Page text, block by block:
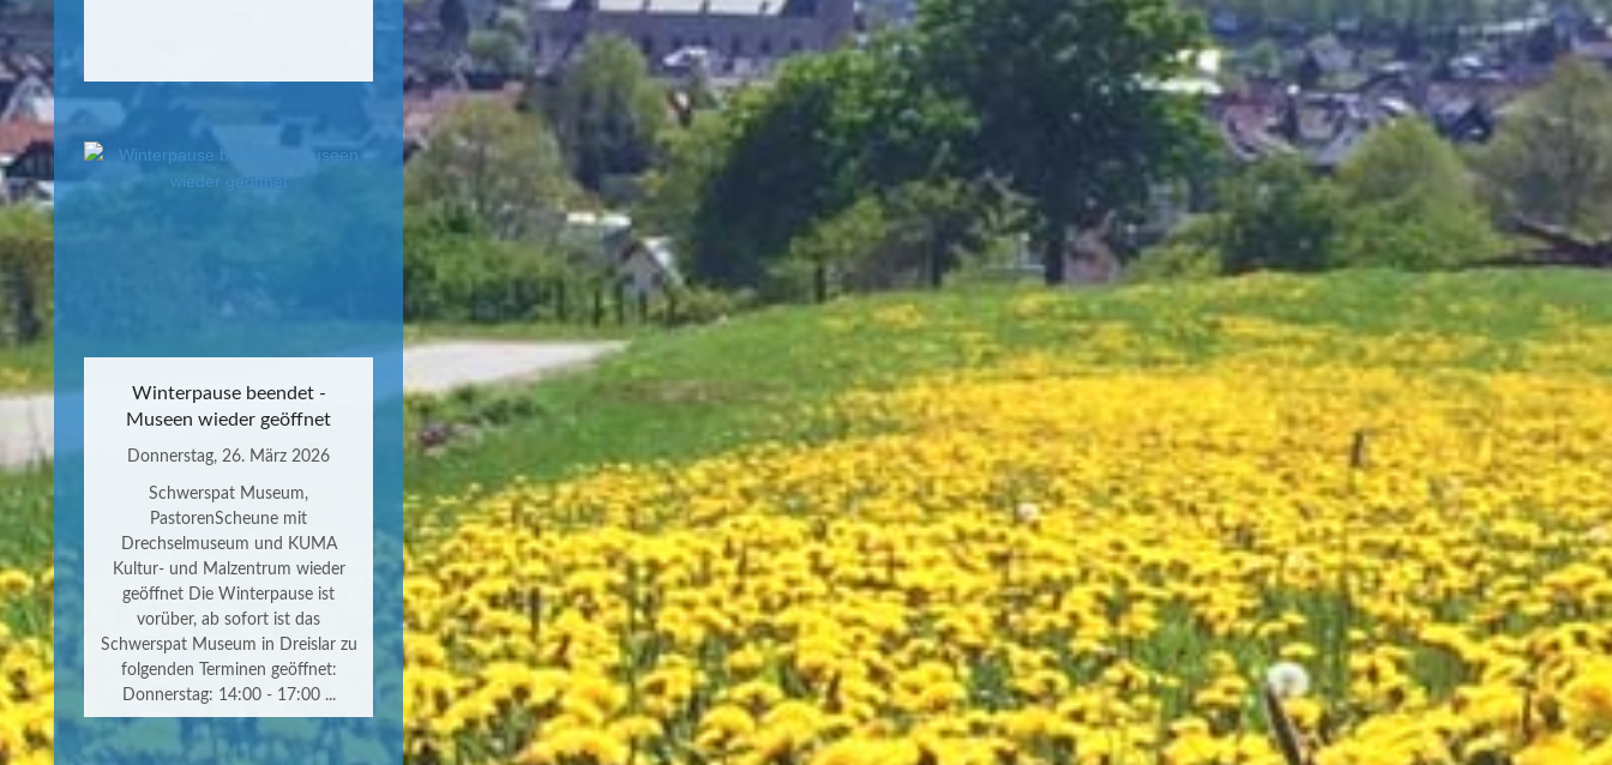
Winterpause beendet -
Museen wieder geöffnet
Donnerstag, 26. März 2026
Schwerspat Museum,
PastorenScheune mit
Drechselmuseum und KUMA
Kultur- und Malzentrum wieder
geöffnet Die Winterpause ist
vorüber, ab sofort ist das
Schwerspat Museum in Dreislar zu
folgenden Terminen geöffnet:
Donnerstag: 14:00 - 17:00 ...